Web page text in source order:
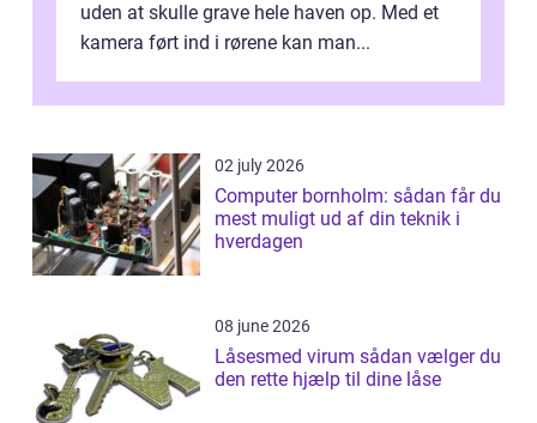
uden at skulle grave hele haven op. Med et
kamera ført ind i rørene kan man...
02 july 2026
Computer bornholm: sådan får du
mest muligt ud af din teknik i
hverdagen
08 june 2026
Låsesmed virum sådan vælger du
den rette hjælp til dine låse